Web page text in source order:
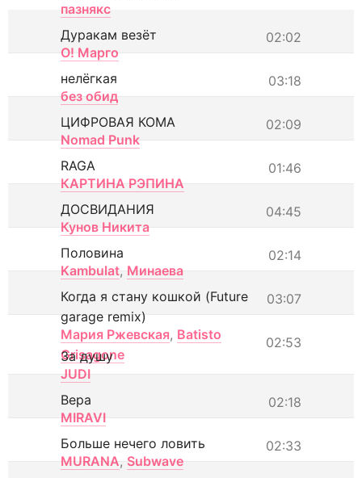
пазнякс
02:02
Дуракам везёт
О! Марго
03:18
нелёгкая
без обид
02:09
ЦИФРОВАЯ КОМА
Nomad Punk
01:46
RAGA
КАРТИНА РЭПИНА
04:45
ДОСВИДАНИЯ
Кунов Никита
02:14
Половина
Kambulat, Минаева
03:07
Когда я стану кошкой (Future
garage remix)
Мария Ржевская, Batisto
Grisagone
02:53
За душу
JUDI
02:18
Вера
MIRAVI
02:33
Больше нечего ловить
MURANA, Subwave